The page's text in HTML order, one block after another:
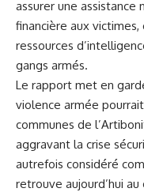
assurer une
financière aux
ressources
gangs armés.
Le rapport met en
violence armée
communes de
aggravant la crise
autrefois considéré
retrouve aujourd’hui